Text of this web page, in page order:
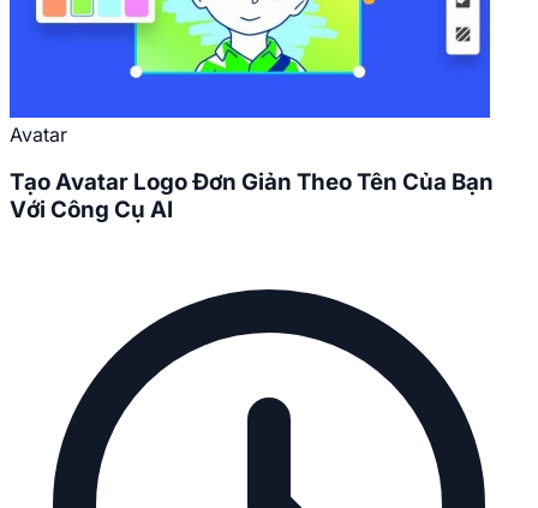
Avatar
Tạo Avatar Logo Đơn Giản Theo Tên Của Bạn
Với Công Cụ AI